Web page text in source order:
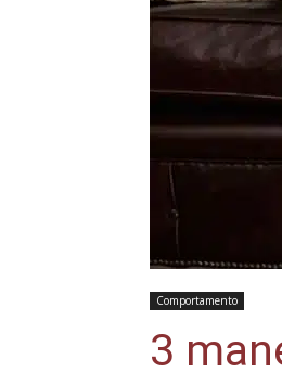
Comportamento
3